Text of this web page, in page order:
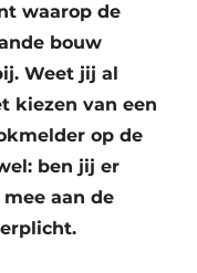
waarop de
bouw
Weet jij al
kiezen van een
op de
ben jij er
aan de